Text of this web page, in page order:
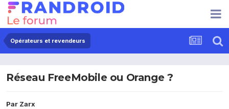
Opérateurs et revendeurs
Réseau FreeMobile ou Orange ?
Par Zarx